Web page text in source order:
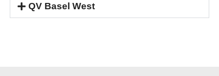
QV Basel West